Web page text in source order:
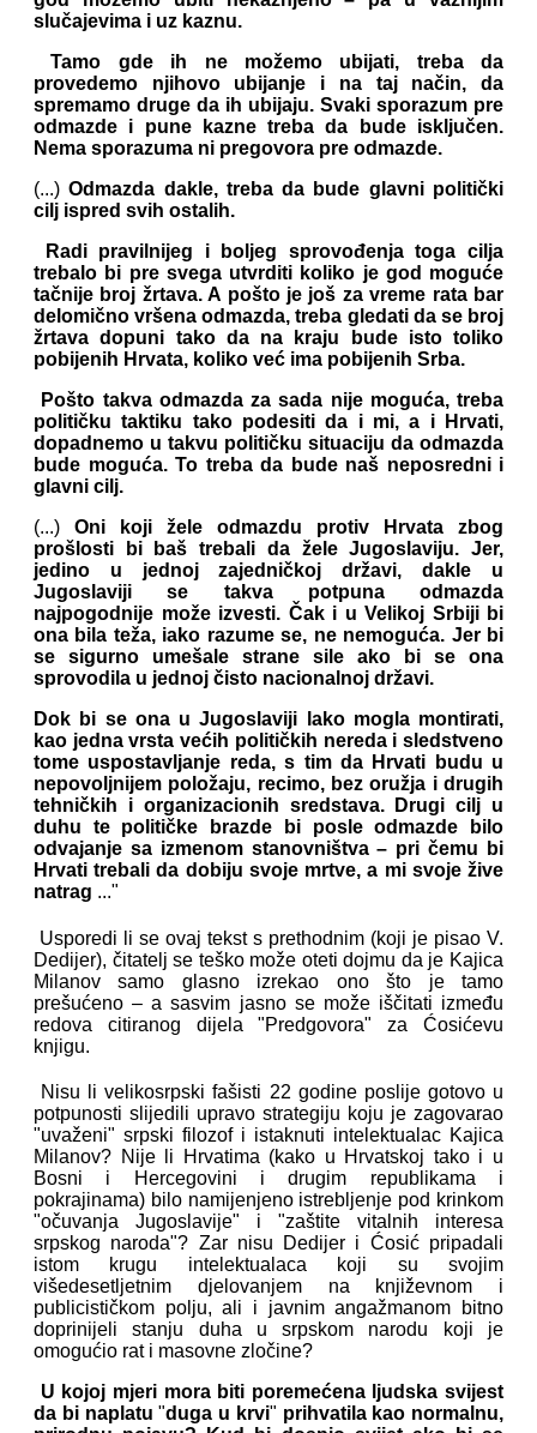
slučajevima i uz kaznu.
Tamo gde ih ne možemo ubijati, treba da
provedemo njihovo ubijanje i na taj način, da
spremamo druge da ih ubijaju. Svaki sporazum pre
odmazde i pune kazne treba da bude isključen.
Nema sporazuma ni pregovora pre odmazde.
(...) Odmazda dakle, treba da bude glavni politički
cilj ispred svih ostalih.
Radi pravilnijeg i boljeg sprovođenja toga cilja
trebalo bi pre svega utvrditi koliko je god moguće
tačnije broj žrtava. A pošto je još za vreme rata bar
delomično vršena odmazda, treba gledati da se broj
žrtava dopuni tako da na kraju bude isto toliko
pobijenih Hrvata, koliko već ima pobijenih Srba.
Pošto takva odmazda za sada nije moguća, treba
političku taktiku tako podesiti da i mi, a i Hrvati,
dopadnemo u takvu političku situaciju da odmazda
bude moguća. To treba da bude naš neposredni i
glavni cilj.
(...) Oni koji žele odmazdu protiv Hrvata zbog
prošlosti bi baš trebali da žele Jugoslaviju. Jer,
jedino u jednoj zajedničkoj državi, dakle u
Jugoslaviji se takva potpuna odmazda
najpogodnije može izvesti. Čak i u Velikoj Srbiji bi
ona bila teža, iako razume se, ne nemoguća. Jer bi
se sigurno umešale strane sile ako bi se ona
sprovodila u jednoj čisto nacionalnoj državi.
Dok bi se ona u Jugoslaviji lako mogla montirati,
kao jedna vrsta većih političkih nereda i sledstveno
tome uspostavljanje reda, s tim da Hrvati budu u
nepovoljnijem položaju, recimo, bez oružja i drugih
tehničkih i organizacionih sredstava. Drugi cilj u
duhu te političke brazde bi posle odmazde bilo
odvajanje sa izmenom stanovništva – pri čemu bi
Hrvati trebali da dobiju svoje mrtve, a mi svoje žive
natrag ..."
Usporedi li se ovaj tekst s prethodnim (koji je pisao V.
Dedijer), čitatelj se teško može oteti dojmu da je Kajica
Milanov samo glasno izrekao ono što je tamo
prešućeno – a sasvim jasno se može iščitati između
redova citiranog dijela "Predgovora" za Ćosićevu
knjigu.
Nisu li velikosrpski fašisti 22 godine poslije gotovo u
potpunosti slijedili upravo strategiju koju je zagovarao
"uvaženi" srpski filozof i istaknuti intelektualac Kajica
Milanov? Nije li Hrvatima (kako u Hrvatskoj tako i u
Bosni i Hercegovini i drugim republikama i
pokrajinama) bilo namijenjeno istrebljenje pod krinkom
"očuvanja Jugoslavije" i "zaštite vitalnih interesa
srpskog naroda"? Zar nisu Dedijer i Ćosić pripadali
istom krugu intelektualaca koji su svojim
višedesetljetnim djelovanjem na književnom i
publicističkom polju, ali i javnim angažmanom bitno
doprinijeli stanju duha u srpskom narodu koji je
omogućio rat i masovne zločine?
U kojoj mjeri mora biti poremećena ljudska svijest
da bi naplatu"duga u krvi" prihvatila kao normalnu,